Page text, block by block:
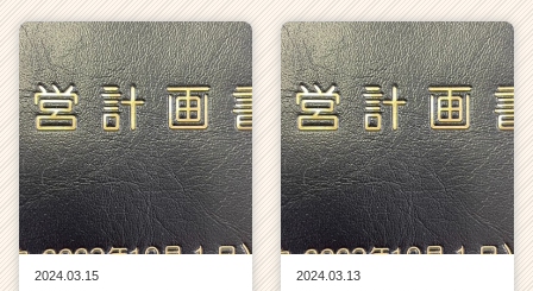
ア
（C
h
e
e
r
C
a
r
e
e
2024.03.15
2024.03.13